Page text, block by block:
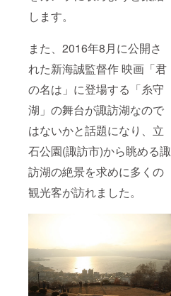
します。
また、2016年8月に公開さ
れた新海誠監督作 映画「君
の名は」に登場する「糸守
湖」の舞台が諏訪湖なので
はないかと話題になり、立
石公園(諏訪市)から眺める諏
訪湖の絶景を求めに多くの
観光客が訪れました。